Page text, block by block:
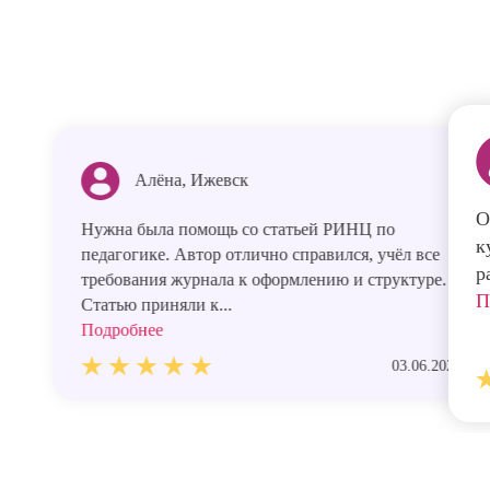
Алёна, Ижевск
Нужна была помощь со статьей РИНЦ по
педагогике. Автор отлично справился, учёл все
требования журнала к оформлению и структуре.
Статью приняли к...
Подробнее
03.06.2026